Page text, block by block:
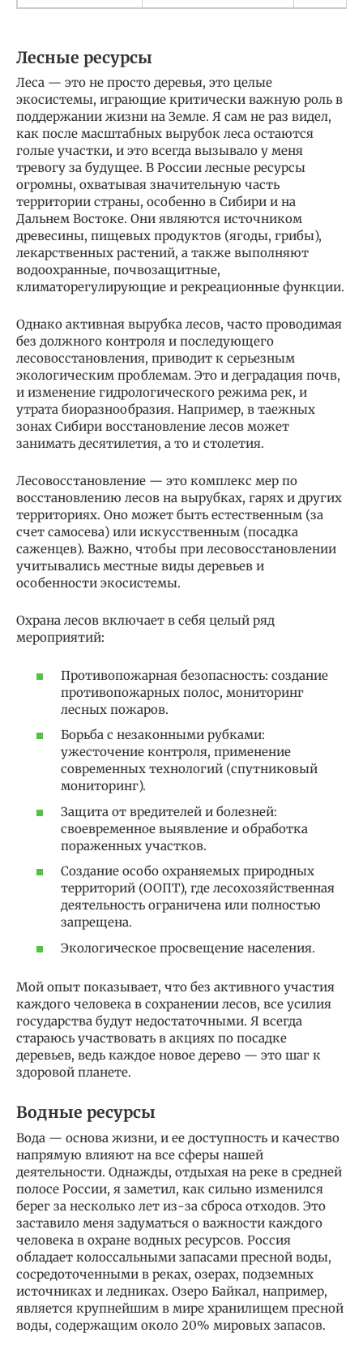
Лесные ресурсы
Леса — это не просто деревья, это целые
экосистемы, играющие критически важную роль в
поддержании жизни на Земле. Я сам не раз видел,
как после масштабных вырубок леса остаются
голые участки, и это всегда вызывало у меня
тревогу за будущее. В России лесные ресурсы
огромны, охватывая значительную часть
территории страны, особенно в Сибири и на
Дальнем Востоке. Они являются источником
древесины, пищевых продуктов (ягоды, грибы),
лекарственных растений, а также выполняют
водоохранные, почвозащитные,
климаторегулирующие и рекреационные функции.
Однако активная вырубка лесов, часто проводимая
без должного контроля и последующего
лесовосстановления, приводит к серьезным
экологическим проблемам. Это и деградация почв,
и изменение гидрологического режима рек, и
утрата биоразнообразия. Например, в таежных
зонах Сибири восстановление лесов может
занимать десятилетия, а то и столетия.
Лесовосстановление — это комплекс мер по
восстановлению лесов на вырубках, гарях и других
территориях. Оно может быть естественным (за
счет самосева) или искусственным (посадка
саженцев). Важно, чтобы при лесовосстановлении
учитывались местные виды деревьев и
особенности экосистемы.
Охрана лесов включает в себя целый ряд
мероприятий:
Противопожарная безопасность: создание
противопожарных полос, мониторинг
лесных пожаров.
Борьба с незаконными рубками:
ужесточение контроля, применение
современных технологий (спутниковый
мониторинг).
Защита от вредителей и болезней:
своевременное выявление и обработка
пораженных участков.
Создание особо охраняемых природных
территорий (ООПТ), где лесохозяйственная
деятельность ограничена или полностью
запрещена.
Экологическое просвещение населения.
Мой опыт показывает, что без активного участия
каждого человека в сохранении лесов, все усилия
государства будут недостаточными. Я всегда
стараюсь участвовать в акциях по посадке
деревьев, ведь каждое новое дерево — это шаг к
здоровой планете.
Водные ресурсы
Вода — основа жизни, и ее доступность и качество
напрямую влияют на все сферы нашей
деятельности. Однажды, отдыхая на реке в средней
полосе России, я заметил, как сильно изменился
берег за несколько лет из-за сброса отходов. Это
заставило меня задуматься о важности каждого
человека в охране водных ресурсов. Россия
обладает колоссальными запасами пресной воды,
сосредоточенными в реках, озерах, подземных
источниках и ледниках. Озеро Байкал, например,
является крупнейшим в мире хранилищем пресной
воды, содержащим около 20% мировых запасов.